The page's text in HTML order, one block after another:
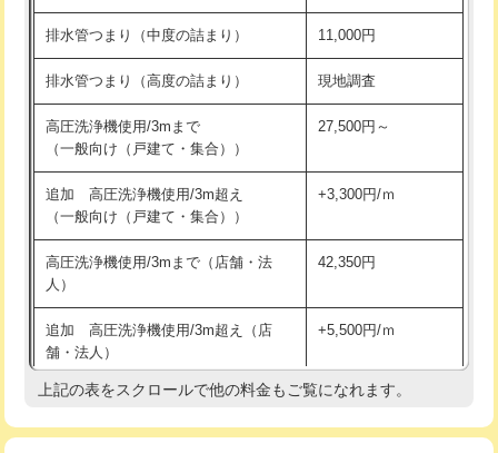
持込商品取付（浄水器・分岐水栓） 16,500円
給水管工事※（ホール加工) 16,500円
給水管工事※（バンド止め) 3,300円
給水管工事※（支持金具設置)
給水管工事※（保温材使用（バンド止
め込み）)
5,500円
給水管工事※（土の掘削・埋め戻し作
業)
11,000円
給水管工事※（塩ビ管（VP・HI）使
用/3ｍまで)
33,000円
給水管工事※（塩ビ管（VP・HI）使
+8,800円
排水管つまり（中度の詰まり） 11,000円
排水管つまり（高度の詰まり） 現地調査
高圧洗浄機使用/3mまで
（一般向け（戸建て・集合））
27,500円～
追加 高圧洗浄機使用/3m超え
（一般向け（戸建て・集合））
+3,300円/ｍ
高圧洗浄機使用/3mまで（店舗・法
人）
42,350円
追加 高圧洗浄機使用/3m超え（店
舗・法人）
+5,500円/ｍ
高度高圧洗浄換 現地調査
上記の表をスクロールで他の料金もご覧になれます。